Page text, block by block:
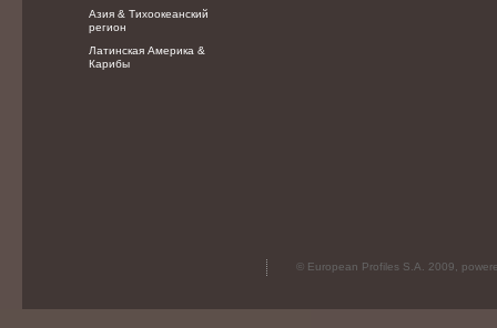
Азия & Тихоокеанский
регион
Латинская Америка &
Карибы
© European Profiles S.A. 2009,